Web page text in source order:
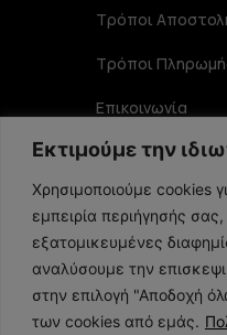
Εκτιμούμε την
Χρησιμοποιούμε cookies
εμπειρία περιήγησής
εξατομικευμένες
αναλύσουμε την
στην επιλογή "Αποδοχή
των cookies από εμάς.
Τρόποι
Τρόποι
Επικοινωνία
Στοιχεία
210 6848356